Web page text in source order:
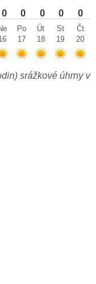
0 0 0 0 0
Po
17
Út
18
St
19
Čt
20
srážkové úhrny v